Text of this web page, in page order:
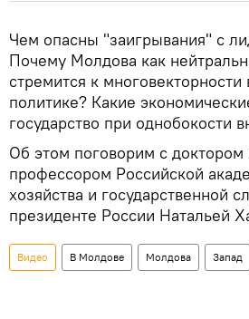
Чем опасны "заигрывания" с
Почему Молдова как
стремится к
политике? Какие
государство при однобокости
Об этом поговорим с доктором
профессором Российской
хозяйства и государственной
президенте России Натальей
Видео В Молдове Молдова Запад